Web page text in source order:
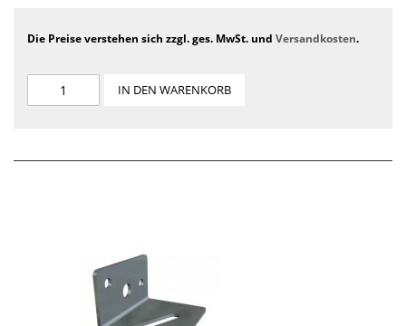
Die Preise verstehen sich zzgl. ges. MwSt. und Versandkosten.
IN DEN WARENKORB